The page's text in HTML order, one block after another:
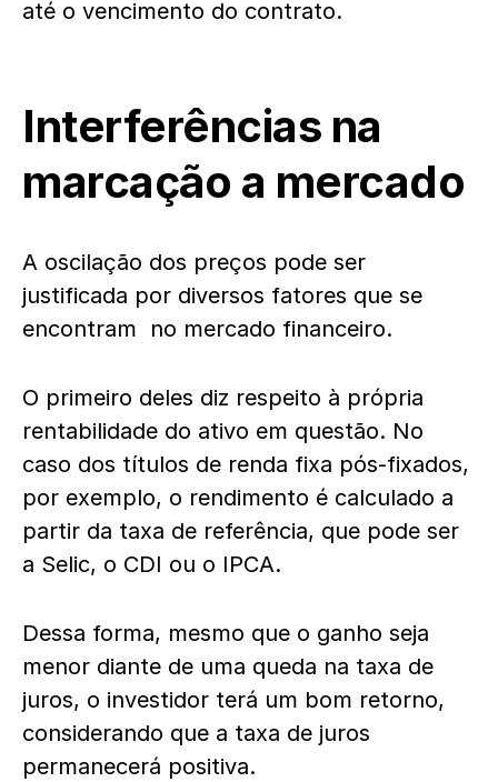
até o vencimento do contrato.
Interferências na
marcação a mercado
A oscilação dos preços pode ser
justificada por diversos fatores que se
encontram no mercado financeiro.
O primeiro deles diz respeito à própria
rentabilidade do ativo em questão. No
caso dos títulos de renda fixa pós-fixados,
por exemplo, o rendimento é calculado a
partir da taxa de referência, que pode ser
a Selic, o CDI ou o IPCA.
Dessa forma, mesmo que o ganho seja
menor diante de uma queda na taxa de
juros, o investidor terá um bom retorno,
considerando que a taxa de juros
permanecerá positiva.